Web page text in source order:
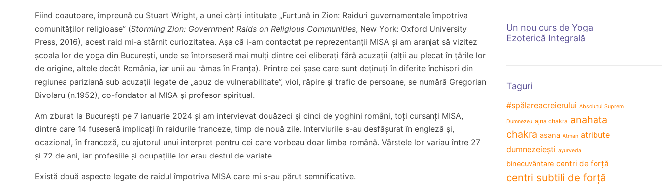
Fiind coautoare, împreună cu Stuart Wright, a unei cărți intitulate „Furtună in Zion: Raiduri guvernamentale împotriva
comunităților religioase” (Storming Zion: Government Raids on Religious Communities, New York: Oxford University
Press, 2016), acest raid mi-a stârnit curiozitatea. Așa că i-am contactat pe reprezentanții MISA și am aranjat să vizitez
școala lor de yoga din București, unde se întorseseră mai mulți dintre cei eliberați fără acuzații (alții au plecat în țările lor
de origine, altele decât România, iar unii au rămas în Franța). Printre cei șase care sunt deținuți în diferite închisori din
regiunea pariziană sub acuzații legate de „abuz de vulnerabilitate”, viol, răpire și trafic de persoane, se numără Gregorian
Bivolaru (n.1952), co-fondator al MISA și profesor spiritual.
Am zburat la București pe 7 ianuarie 2024 și am intervievat douăzeci și cinci de yoghini români, toți cursanți MISA,
dintre care 14 fuseseră implicați în raidurile franceze, timp de nouă zile. Interviurile s-au desfășurat în engleză și,
ocazional, în franceză, cu ajutorul unui interpret pentru cei care vorbeau doar limba română. Vârstele lor variau între 27
și 72 de ani, iar profesiile și ocupațiile lor erau destul de variate.
Există două aspecte legate de raidul împotriva MISA care mi s-au părut semnificative.
Un nou curs de Yoga
Ezoterică Integrală
Taguri
#spălareacreierului Absolutul Suprem
Dumnezeu ajna chakra anahata
chakra asana Atman atribute
dumnezeiești ayurveda
binecuvântare centri de forță
centri subtili de forță